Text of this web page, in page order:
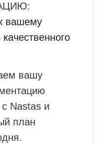
вашему
вашу
Nastas и
план